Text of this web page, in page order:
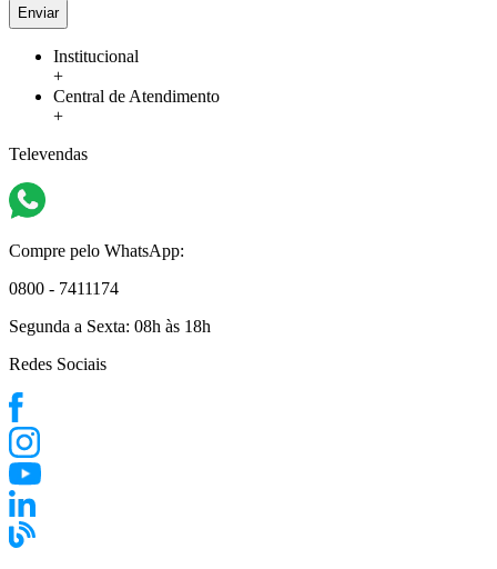
Enviar
Institucional
+
Central de Atendimento
+
Televendas
Compre pelo WhatsApp:
0800 - 7411174
Segunda a Sexta: 08h às 18h
Redes Sociais